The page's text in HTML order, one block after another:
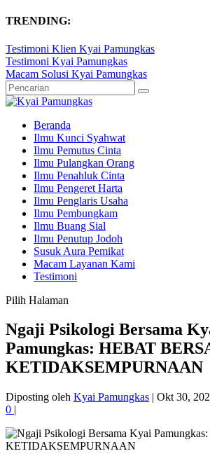
TRENDING:
Testimoni Klien Kyai Pamungkas
Testimoni Kyai Pamungkas
Macam Solusi Kyai Pamungkas
Beranda
Ilmu Kunci Syahwat
Ilmu Pemutus Cinta
Ilmu Pulangkan Orang
Ilmu Penahluk Cinta
Ilmu Pengeret Harta
Ilmu Penglaris Usaha
Ilmu Pembungkam
Ilmu Buang Sial
Ilmu Penutup Jodoh
Susuk Aura Pemikat
Macam Layanan Kami
Testimoni
Pilih Halaman
Ngaji Psikologi Bersama
Pamungkas: HEBAT
KETIDAKSEMPURNAAN
Diposting oleh Kyai Pamungkas | Okt 30,
0 |